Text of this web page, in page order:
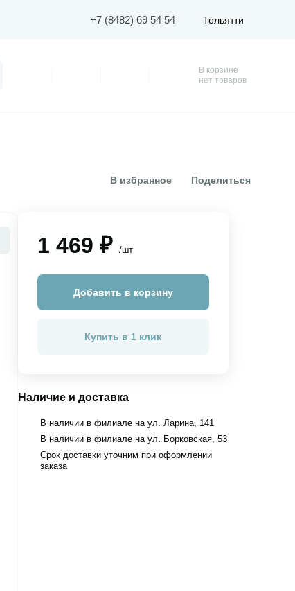
+7 (8482) 69 54 54 Тольятти
Корзина
В корзине
нет товаров
В избранное Поделиться
1 469 ₽ /шт
Добавить в корзину
Купить в 1 клик
Наличие и доставка
В наличии в филиале на ул. Ларина, 141
В наличии в филиале на ул. Борковская, 53
Срок доставки уточним при оформлении
заказа